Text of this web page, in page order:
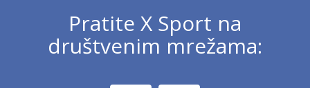
Pratite X Sport na
društvenim mrežama: